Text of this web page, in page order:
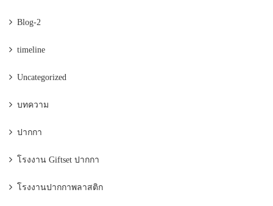
Blog-2
timeline
Uncategorized
บทความ
ปากกา
โรงงาน Giftset ปากกา
โรงงานปากกาพลาสติก